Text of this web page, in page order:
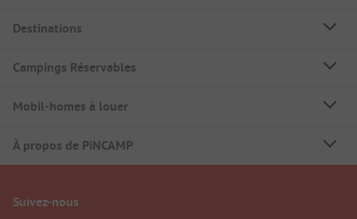
Destinations
Campings Réservables
Mobil-homes à louer
À propos de PiNCAMP
Suivez-nous